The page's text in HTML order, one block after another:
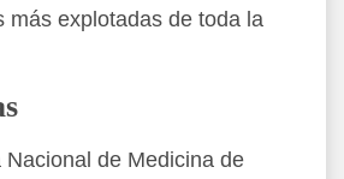
más explotadas de toda la
Nacional de Medicina de